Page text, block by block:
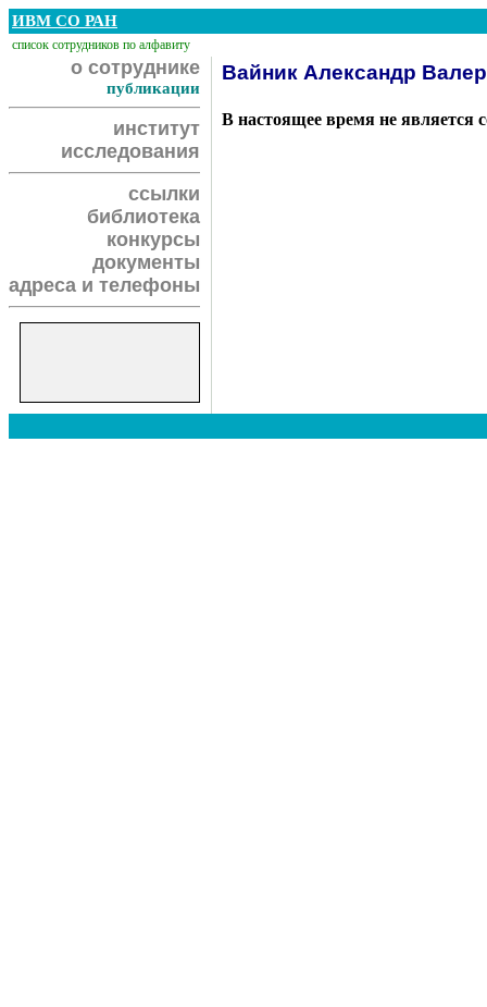
ИВМ СО РАН
список сотрудников по алфавиту
о сотруднике
публикации
институт
исследования
ссылки
библиотека
конкурсы
документы
адреса и телефоны
Вайник Александр
В настоящее время не является